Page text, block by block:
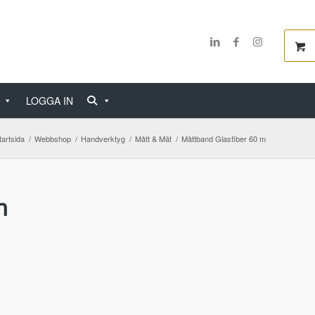
LOGGA IN
/ Webbshop / Handverktyg / Mått & Mät / Måttband Glasfiber 60 m